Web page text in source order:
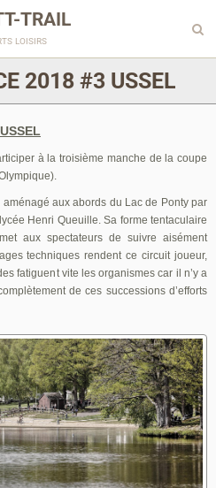
TRAIL
loisirs
2018 #3 USSEL
à la troisième manche de la coupe
aux abords du Lac de Ponty par
Henri Queuille. Sa forme tentaculaire
aux spectateurs de suivre aisément
techniques rendent ce circuit joueur,
fatiguent vite les organismes car il n’y a
de ces successions d’efforts